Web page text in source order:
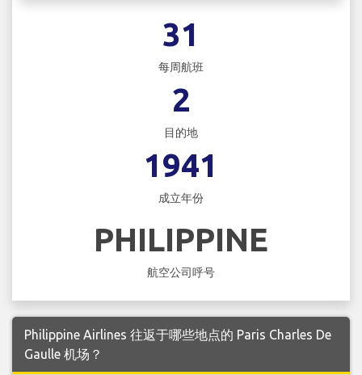
31
每周航班
2
目的地
1941
成立年份
PHILIPPINE
航空公司呼号
Philippine Airlines 往返于哪些地点的 Paris Charles De
Gaulle 机场？